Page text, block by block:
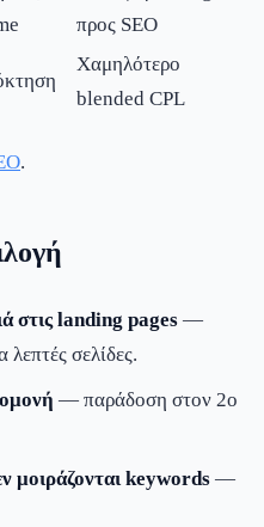
προς SEO
Χαμηλότερο
blended CPL
.
στις landing pages —
σελίδες.
— παράδοση στον 2ο
μοιράζονται keywords —